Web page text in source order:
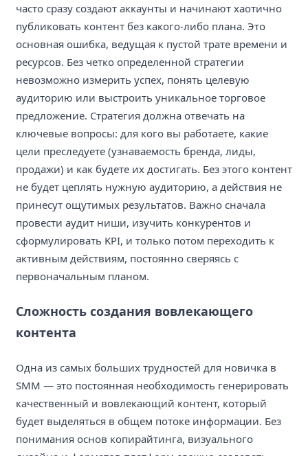
часто сразу создают аккаунты и начинают хаотично
публиковать контент без какого-либо плана. Это
основная ошибка, ведущая к пустой трате времени и
ресурсов. Без четко определенной стратегии
невозможно измерить успех, понять целевую
аудиторию или выстроить уникальное торговое
предложение. Стратегия должна отвечать на
ключевые вопросы: для кого вы работаете, какие
цели преследуете (узнаваемость бренда, лиды,
продажи) и как будете их достигать. Без этого контент
не будет цеплять нужную аудиторию, а действия не
принесут ощутимых результатов. Важно сначала
провести аудит ниши, изучить конкурентов и
сформулировать KPI, и только потом переходить к
активным действиям, постоянно сверяясь с
первоначальным планом.
Сложность создания вовлекающего
контента
Одна из самых больших трудностей для новичка в
SMM — это постоянная необходимость генерировать
качественный и вовлекающий контент, который
будет выделяться в общем потоке информации. Без
понимания основ копирайтинга, визуального